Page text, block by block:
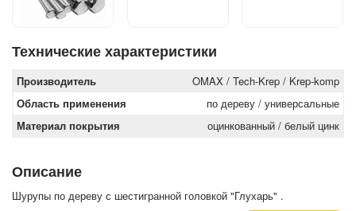
Технические характеристики
Производитель
OMAX / Tech-Krep / Krep-komp
Область применения
по дереву / универсальные
Материал покрытия
оцинкованный / белый цинк
Описание
Шурупы по дереву с шестигранной головкой "Глухарь" .